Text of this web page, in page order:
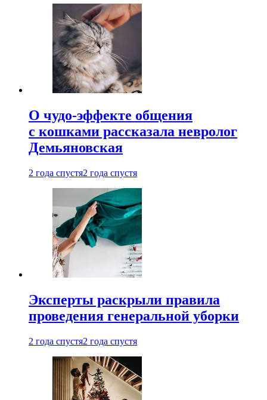
О чудо-эффекте общения
с кошками рассказала невролог
Демьяновская
2 года спустя2 года спустя
Эксперты раскрыли правила
проведения генеральной уборки
2 года спустя2 года спустя